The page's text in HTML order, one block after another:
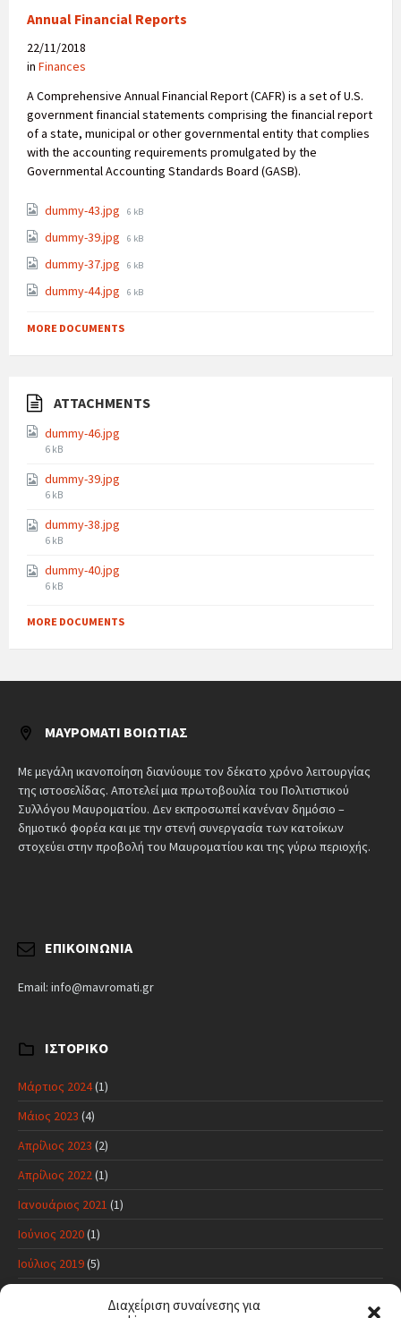
Διαχείριση συναίνεσης για
Annual Financial Reports
22/11/2018
in Finances
A Comprehensive Annual Financial Report (CAFR) is a set of U.S.
government financial statements comprising the financial report
of a state, municipal or other governmental entity that complies
with the accounting requirements promulgated by the
Governmental Accounting Standards Board (GASB).
dummy-43.jpg 6 kB
dummy-39.jpg 6 kB
dummy-37.jpg 6 kB
dummy-44.jpg 6 kB
MORE DOCUMENTS
ATTACHMENTS
dummy-46.jpg
6 kB
dummy-39.jpg
6 kB
dummy-38.jpg
6 kB
dummy-40.jpg
6 kB
MORE DOCUMENTS
ΜΑΥΡΟΜΆΤΙ ΒΟΙΩΤΊΑΣ
Με μεγάλη ικανοποίηση διανύουμε τον δέκατο χρόνο λειτουργίας
της ιστοσελίδας. Αποτελεί μια πρωτοβουλία του Πολιτιστικού
Συλλόγου Μαυροματίου. Δεν εκπροσωπεί κανέναν δημόσιο –
δημοτικό φορέα και με την στενή συνεργασία των κατοίκων
στοχεύει στην προβολή του Μαυροματίου και της γύρω περιοχής.
ΕΠΙΚΟΙΝΩΝΊΑ
Email: info@mavromati.gr
ΙΣΤΟΡΙΚΌ
Μάρτιος 2024(1)
Μάιος 2023 (4)
Απρίλιος 2023 (2)
Απρίλιος 2022(1)
Ιανουάριος 2021 (1)
Ιούνιος 2020(1)
Ιούλιος 2019(5)